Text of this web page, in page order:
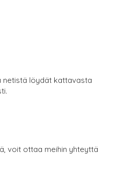
netistä löydät kattavasta
voit ottaa meihin yhteyttä